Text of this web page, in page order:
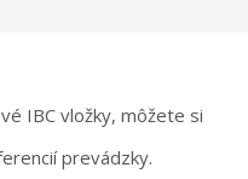
IBC vložky, môžete si
prevádzky.